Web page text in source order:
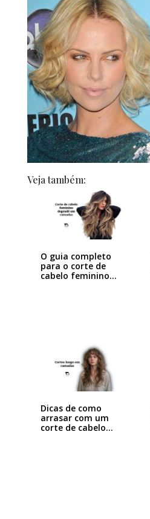
Veja também:
O guia completo
para o corte de
cabelo feminino…
Dicas de como
arrasar com um
corte de cabelo…